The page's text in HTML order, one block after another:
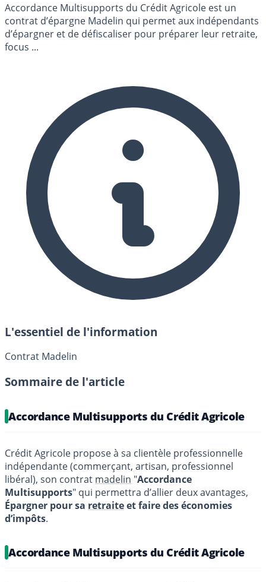
Accordance Multisupports du Crédit Agricole est un
contrat d’épargne Madelin qui permet aux indépendants
d’épargner et de défiscaliser pour préparer leur retraite,
focus ...
L'essentiel de l'information
Contrat Madelin
Sommaire de l'article
Accordance Multisupports du Crédit Agricole
Crédit Agricole propose à sa clientèle professionnelle
indépendante (commerçant, artisan, professionnel
libéral), son contrat madelin "Accordance
Multisupports" qui permettra d’allier deux avantages,
Épargner pour sa retraiteet faire des économies
d’impôts.
Accordance Multisupports du Crédit Agricole